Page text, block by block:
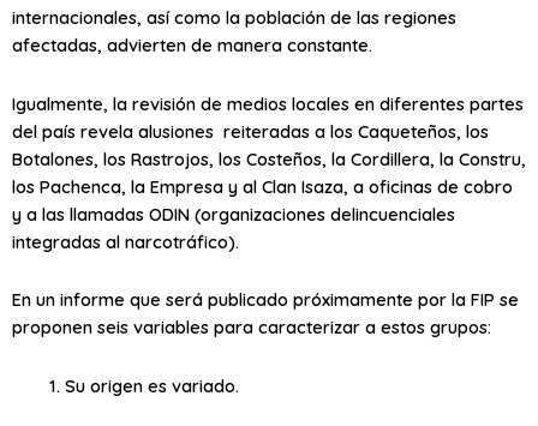
internacionales, así como la población de las regiones
afectadas, advierten de manera constante.
Igualmente, la revisión de medios locales en diferentes partes
del país revela alusiones reiteradas a los Caqueteños, los
Botalones, los Rastrojos, los Costeños, la Cordillera, la Constru,
los Pachenca, la Empresa y al Clan Isaza, a oficinas de cobro
y a las llamadas ODIN (organizaciones delincuenciales
integradas al narcotráfico).
En un informe que será publicado próximamente por la FIP se
proponen seis variables para caracterizar a estos grupos:
Su origen es variado.